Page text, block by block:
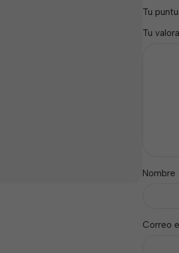
Tu
Tu
Nombre
Correo